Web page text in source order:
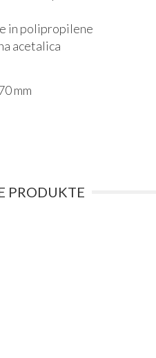
in polipropilene
acetalica
mm
PRODUKTE